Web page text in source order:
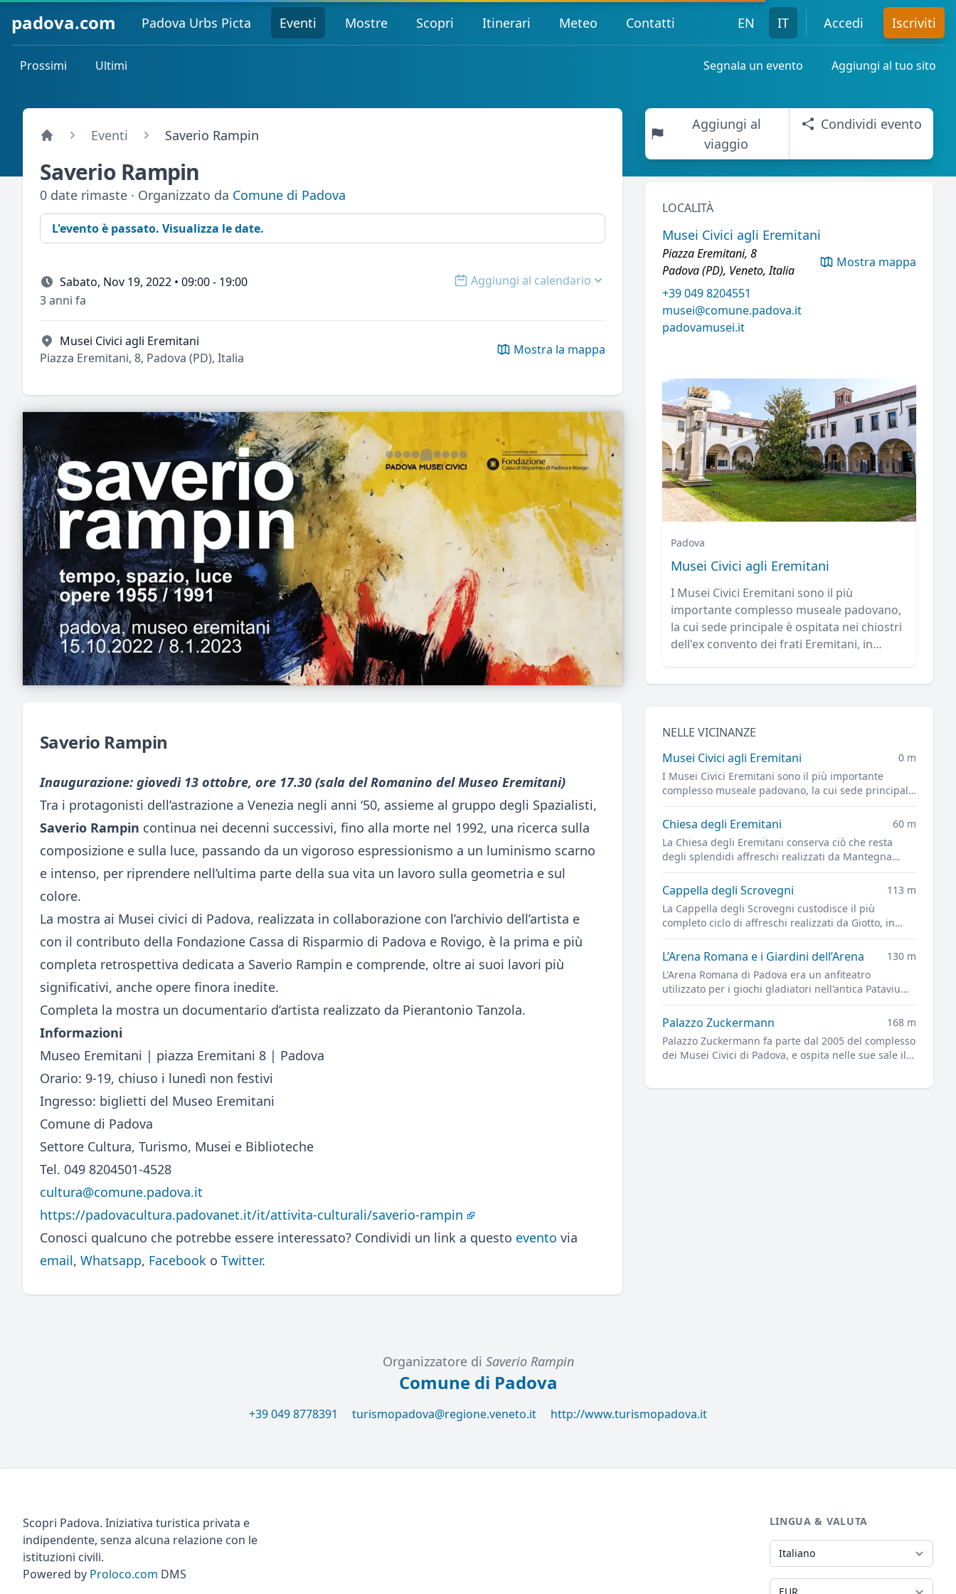
padova.com Padova Urbs Picta Eventi Mostre Scopri Itinerari Meteo Contatti EN IT Accedi Iscriviti
Prossimi Ultimi Segnala un evento Aggiungi al tuo sito
Eventi Saverio Rampin
Saverio Rampin
0 date rimaste · Organizzato da Comune di Padova
L'evento è passato. Visualizza le date.
Sabato, Nov 19, 2022 • 09:00 - 19:00 Open options
Aggiungi al calendario
3 anni fa
Musei Civici agli Eremitani
Piazza Eremitani, 8, Padova (PD), Italia
Mostra la mappa
Saverio Rampin
Inaugurazione: giovedì 13 ottobre, ore 17.30 (sala del Romanino del Museo Eremitani)
Tra i protagonisti dell’astrazione a Venezia negli anni ‘50, assieme al gruppo degli Spazialisti,
Saverio Rampin continua nei decenni successivi, fino alla morte nel 1992, una ricerca sulla
composizione e sulla luce, passando da un vigoroso espressionismo a un luminismo scarno
e intenso, per riprendere nell’ultima parte della sua vita un lavoro sulla geometria e sul
colore.
La mostra ai Musei civici di Padova, realizzata in collaborazione con l’archivio dell’artista e
con il contributo della Fondazione Cassa di Risparmio di Padova e Rovigo, è la prima e più
completa retrospettiva dedicata a Saverio Rampin e comprende, oltre ai suoi lavori più
significativi, anche opere finora inedite.
Completa la mostra un documentario d’artista realizzato da Pierantonio Tanzola.
Informazioni
Museo Eremitani | piazza Eremitani 8 | Padova
Orario: 9-19, chiuso i lunedì non festivi
Ingresso: biglietti del Museo Eremitani
Comune di Padova
Settore Cultura, Turismo, Musei e Biblioteche
Tel. 049 8204501-4528
cultura@comune.padova.it
https://padovacultura.padovanet.it/it/attivita-culturali/saverio-rampin
Conosci qualcuno che potrebbe essere interessato? Condividi un link a questo evento via
email, Whatsapp, Facebook o Twitter.
Aggiungi al
viaggio
Condividi evento
LOCALITÀ
Musei Civici agli Eremitani
Piazza Eremitani, 8
Padova (PD), Veneto, Italia
Mostra mappa
+39 049 8204551
musei@comune.padova.it
padovamusei.it
Padova
Musei Civici agli Eremitani
I Musei Civici Eremitani sono il più
importante complesso museale padovano,
la cui sede principale è ospitata nei chiostri
dell'ex convento dei frati Eremitani, in
NELLE VICINANZE
Musei Civici agli Eremitani
0 m
I Musei Civici Eremitani sono il più importante
complesso museale padovano, la cui sede principale
è ospitata nei chiostri dell'ex convento dei frati
Eremitani, in Piazza Eremitani.
Chiesa degli Eremitani
60 m
La Chiesa degli Eremitani conserva ciò che resta
degli splendidi affreschi realizzati da Mantegna
nella Cappella Ovetari, parzialmente distrutti dai
bombardamenti alleati del 1944
Cappella degli Scrovegni
113 m
La Cappella degli Scrovegni custodisce il più
completo ciclo di affreschi realizzati da Giotto, in
quello che è uno dei capolavori più importanti
dell'arte figurativa di tutti i tempi
L’Arena Romana e i Giardini dell’Arena
130 m
L'Arena Romana di Padova era un anfiteatro
utilizzato per i giochi gladiatori nell'antica Patavium.
L'impianto dell'Arena è ora alla base dei Giardini
dell'Arena, il principale parco cittadino.
Palazzo Zuckermann
168 m
Palazzo Zuckermann fa parte dal 2005 del complesso
dei Musei Civici di Padova, e ospita nelle sue sale il
Organizzatore di Saverio Rampin
Comune di Padova
+39 049 8778391 turismopadova@regione.veneto.it http://www.turismopadova.it
Scopri Padova. Iniziativa turistica privata e
indipendente, senza alcuna relazione con le
istituzioni civili.
Powered by Proloco.com DMS
LINGUA & VALUTA
Lingua
Valuta